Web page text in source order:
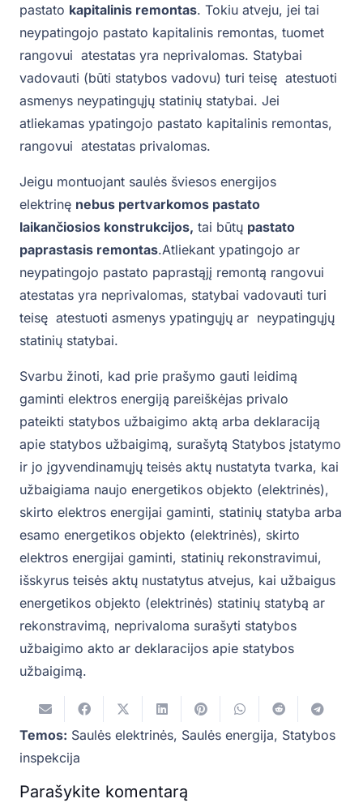
pastato kapitalinis remontas. Tokiu atveju, jei tai
neypatingojo pastato kapitalinis remontas, tuomet
rangovui atestatas yra neprivalomas. Statybai
vadovauti (būti statybos vadovu) turi teisę atestuoti
asmenys neypatingųjų statinių statybai. Jei
atliekamas ypatingojo pastato kapitalinis remontas,
rangovui atestatas privalomas.
Jeigu montuojant saulės šviesos energijos
elektrinę nebus pertvarkomos pastato
laikančiosios konstrukcijos, tai būtų pastato
paprastasis remontas.Atliekant ypatingojo ar
neypatingojo pastato paprastąjį remontą rangovui
atestatas yra neprivalomas, statybai vadovauti turi
teisę atestuoti asmenys ypatingųjų ar neypatingųjų
statinių statybai.
Svarbu žinoti, kad prie prašymo gauti leidimą
gaminti elektros energiją pareiškėjas privalo
pateikti statybos užbaigimo aktą arba deklaraciją
apie statybos užbaigimą, surašytą Statybos įstatymo
ir jo įgyvendinamųjų teisės aktų nustatyta tvarka, kai
užbaigiama naujo energetikos objekto (elektrinės),
skirto elektros energijai gaminti, statinių statyba arba
esamo energetikos objekto (elektrinės), skirto
elektros energijai gaminti, statinių rekonstravimui,
išskyrus teisės aktų nustatytus atvejus, kai užbaigus
energetikos objekto (elektrinės) statinių statybą ar
rekonstravimą, neprivaloma surašyti statybos
užbaigimo akto ar deklaracijos apie statybos
užbaigimą.
Temos: Saulės elektrinės, Saulės energija, Statybos
inspekcija
Parašykite komentarą